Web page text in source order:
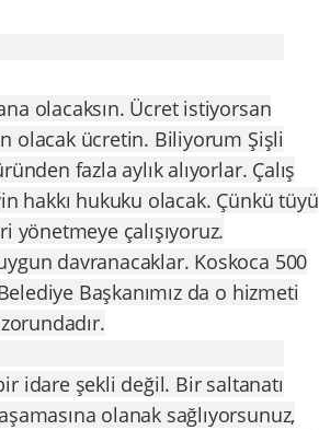
olacaksın. Ücret istiyorsan
olacak ücretin. Biliyorum Şişli
fazla aylık alıyorlar. Çalış
hakkı hukuku olacak. Çünkü tüyü
yönetmeye çalışıyoruz.
davranacaklar. Koskoca 500
Başkanımız da o hizmeti
idare şekli değil. Bir saltanatı
olanak sağlıyorsunuz,